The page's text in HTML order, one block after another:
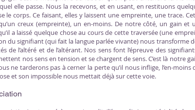
elle passe. Nous la recevons, et en usant, en restituons
le corps. Ce faisant, elles y laissent une empreinte, une trace.
creux (empreinte), un en-moins. De notre côté, un gain et
a laissé quelque chose au cours de cette traversée (une
du signifiant (qui fait la langue parlée vivante) nous transforme
de l’altéré et de l’altérant. Nos sens font l’épreuve des
nos sens en tension et se chargent de sens. C’est là notre
ne tarderons pas à cerner la perte qu’il nous inflige, l’en-moins
et son impossible nous mettait déjà sur cette voie.